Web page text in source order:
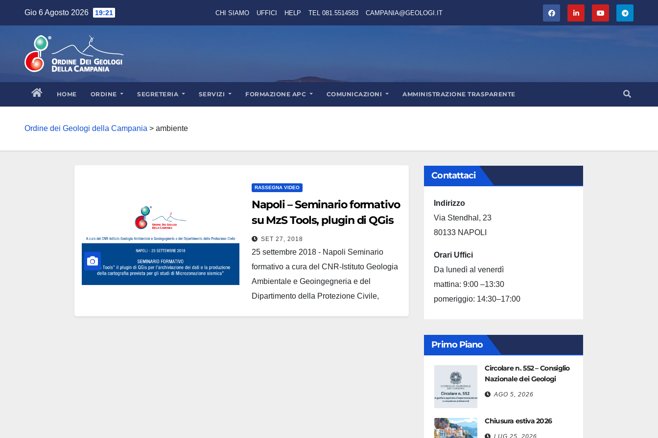
Gio 6 Agosto 2026 19:21 CHI SIAMO UFFICI HELP TEL 081.5514583 CAMPANIA@GEOLOGI.IT
HOME ORDINE SEGRETERIA SERVIZI FORMAZIONE APC COMUNICAZIONI AMMINISTRAZIONE TRASPARENTE
Ordine dei Geologi della Campania > ambiente
RASSEGNA VIDEO
Napoli – Seminario formativo
su MzS Tools, plugin di QGis
SET 27, 2018
25 settembre 2018 - Napoli Seminario
formativo a cura del CNR-Istituto Geologia
Ambientale e Geoingegneria e del
Dipartimento della Protezione Civile,
Contattaci
Indirizzo
Via Stendhal, 23
80133 NAPOLI
Orari Uffici
Da lunedì al venerdì
mattina: 9:00 –13:30
pomeriggio: 14:30–17:00
Primo Piano
Circolare n. 552 – Consiglio
Nazionale dei Geologi
AGO 5, 2026
Chiusura estiva 2026
LUG 25, 2026